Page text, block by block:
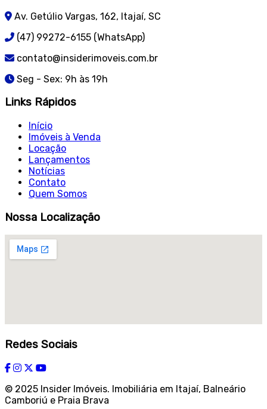
Av. Getúlio Vargas, 162, Itajaí, SC
(47) 99272-6155 (WhatsApp)
contato@insiderimoveis.com.br
Seg - Sex: 9h às 19h
Links Rápidos
Início
Imóveis à Venda
Locação
Lançamentos
Notícias
Contato
Quem Somos
Nossa Localização
Redes Sociais
© 2025 Insider Imóveis. Imobiliária em Itajaí, Balneário
Camboriú e Praia Brava